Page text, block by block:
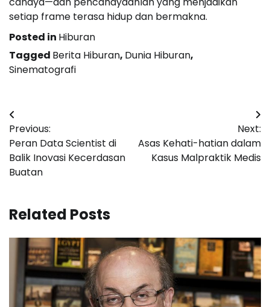
setiap frame terasa hidup dan bermakna.
Posted in Hiburan
Tagged Berita Hiburan, Dunia Hiburan,
Sinematografi
Post
navigation
Previous:
Peran Data Scientist di
Balik Inovasi Kecerdasan
Buatan
Next:
Asas Kehati-hatian dalam
Kasus Malpraktik Medis
Related Posts